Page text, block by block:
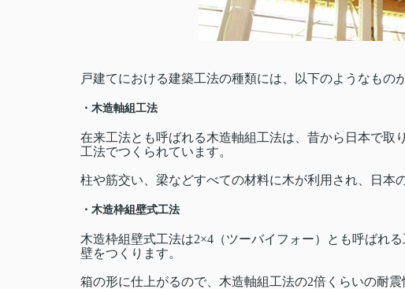
戸建てにおける建築工法の種類には、以下のようなもの
・木造軸組工法
在来工法とも呼ばれる木造軸組工法は、昔から日本で取
工法でつくられています。
柱や筋交い、梁などすべての材料に木が利用され、日本
・木造枠組壁式工法
木造枠組壁式工法は2×4（ツーバイフォー）とも呼ばれ
壁をつくります。
箱の形に仕上がるので、木造軸組工法の2倍くらいの耐震